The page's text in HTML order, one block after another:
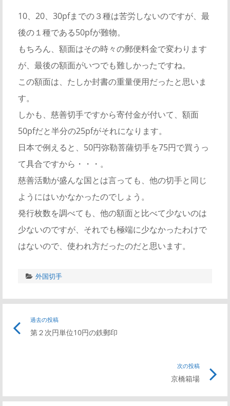
10、20、30pfまでの３種は苦労しないのですが、最
後の１種である50pfが難物。
もちろん、額面はその時々の郵便料金で変わります
が、最後の額面がいつでも難しかったですね。
この額面は、たしか封書の重量便用だったと思いま
す。
しかも、慈善切手ですから寄付金が付いて、額面
50pfだと半分の25pfがそれになります。
日本で例えると、50円弥勒菩薩切手を75円で買うっ
て具合ですから・・・。
慈善活動が盛んな国とは言っても、他の切手と同じ
ようにはいかなかったのでしょう。
発行枚数を調べても、他の額面と比べて少ないのは
少ないのですが、それでも極端に少なかったわけで
はないので、使われ方だったのだと思います。
外国切手
過去の投稿
第２次円単位10円の鉄郵印
リ
次の投稿
京橋箱場
記